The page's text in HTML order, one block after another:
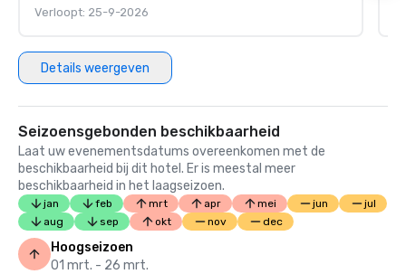
Verloopt: 25-9-2026
Details weergeven
Seizoensgebonden beschikbaarheid
Laat uw evenementsdatums overeenkomen met de
beschikbaarheid bij dit hotel. Er is meestal meer
beschikbaarheid in het laagseizoen.
jan feb mrt apr mei jun
jul
aug
sep okt nov dec
Hoogseizoen
01 mrt. - 26 mrt.